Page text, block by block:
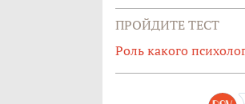
ПРОЙДИТЕ ТЕСТ
Роль какого